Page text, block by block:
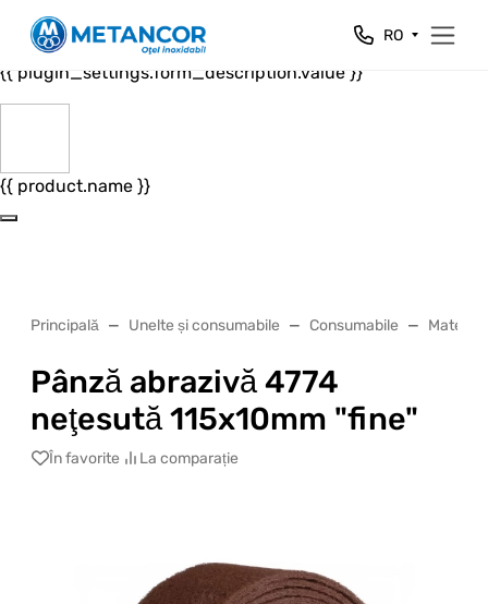
Close
{{ plugin_settings.form_header.value }}
{{ plugin_settings.form_description.value }}
{{ product.name }}
RO
Principală Unelte și consumabile Consumabile
Pânză abrazivă 4774
neţesută 115x10mm "fine"
În favorite La comparație